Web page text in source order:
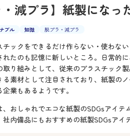
・減プラ】紙製にな
ブル 知識 脱プラ・減プラ
チックをできるだけ作らない・使わな
れたのも記憶に新しいところ。日常的
取り組みとして、従来のプラスチック
る素材として注目されており、紙製の
業もあるようです。
、おしゃれでエコな紙製のSDGsアイ
社内備品にもおすすめの紙製SDGsア